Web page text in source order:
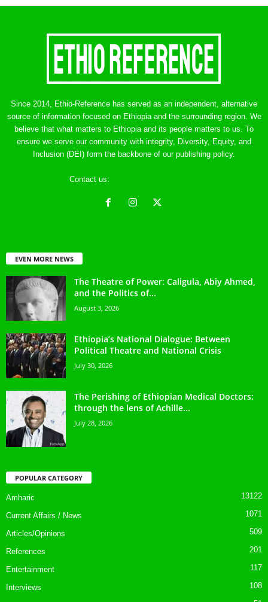
Since 2014, Ethio-Reference has served as an independent, alternative
source of information focused on Ethiopia and the surrounding region. We
believe that what matters to Ethiopia and its people matters to us. To
ensure we serve our community with integrity, Diversity, Equity, and
Inclusion (DEI) form the backbone of our publishing policy.
Contact us:
EVEN MORE NEWS
The Theatre of Power: Caligula, Abiy Ahmed,
and the Politics of...
August 3, 2026
Ethiopia’s National Dialogue: Between
Political Theatre and National Crisis
July 30, 2026
The Perishing of Ethiopian Medical Doctors:
through the lens of Achille...
July 28, 2026
POPULAR CATEGORY
Amharic 13122
Current Affairs / News 1071
Articles/Opinions 509
References 201
Entertainment 117
Interviews 108